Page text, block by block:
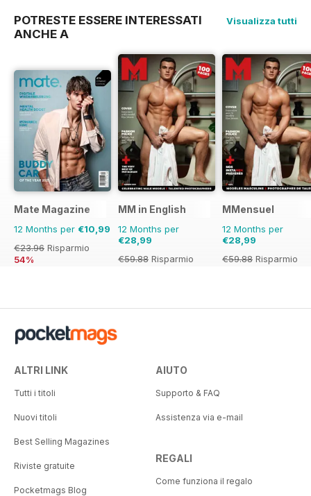
POTRESTE ESSERE INTERESSATI
ANCHE A
Visualizza tutti
Mate Magazine
12 Months per €10,99
€23.96 Risparmio
54%
MM in English
12 Months per
€28,99
€59.88 Risparmio
MMensuel
12 Months per
€28,99
€59.88 Risparmio
ALTRI LINK
Tutti i titoli
Nuovi titoli
Best Selling Magazines
Riviste gratuite
Pocketmags Blog
AIUTO
Supporto & FAQ
Assistenza via e-mail
REGALI
Come funziona il regalo